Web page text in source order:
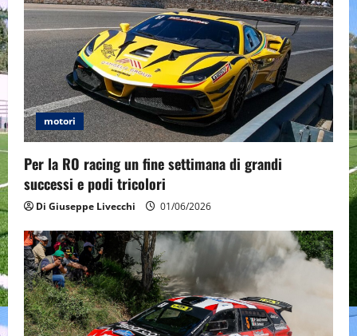
motori
Per la RO racing un fine settimana di grandi
successi e podi tricolori
Di Giuseppe Livecchi 01/06/2026